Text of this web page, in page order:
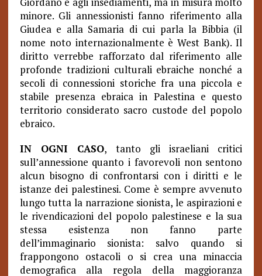
minore. Gli annessionisti fanno riferimento alla
Giudea e alla Samaria di cui parla la Bibbia (il
nome noto internazionalmente è West Bank). Il
diritto verrebbe rafforzato dal riferimento alle
profonde tradizioni culturali ebraiche nonché a
secoli di connessioni storiche fra una piccola e
stabile presenza ebraica in Palestina e questo
territorio considerato sacro custode del popolo
ebraico.
IN OGNI CASO, tanto gli israeliani critici
sull’annessione quanto i favorevoli non sentono
alcun bisogno di confrontarsi con i diritti e le
istanze dei palestinesi. Come è sempre avvenuto
lungo tutta la narrazione sionista, le aspirazioni e
le rivendicazioni del popolo palestinese e la sua
stessa esistenza non fanno parte
dell’immaginario sionista: salvo quando si
frappongono ostacoli o si crea una minaccia
demografica alla regola della maggioranza